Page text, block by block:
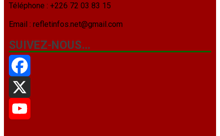
Téléphone : +226 72 03 83 15
Email : refletinfos.net@gmail.com
SUIVEZ-NOUS…
Facebook
X